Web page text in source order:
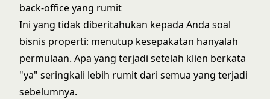
back-office yang rumit
Ini yang tidak diberitahukan kepada Anda soal
bisnis properti: menutup kesepakatan hanyalah
permulaan. Apa yang terjadi setelah klien berkata
"ya" seringkali lebih rumit dari semua yang terjadi
sebelumnya.